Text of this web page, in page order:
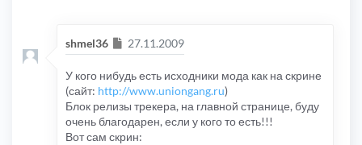
shmel36 Сообщение
27.11.2009
У кого нибудь есть исходники мода как на скрине
(сайт: http://www.uniongang.ru)
Блок релизы трекера, на главной странице, буду
очень благодарен, если у кого то есть!!!
Вот сам скрин: